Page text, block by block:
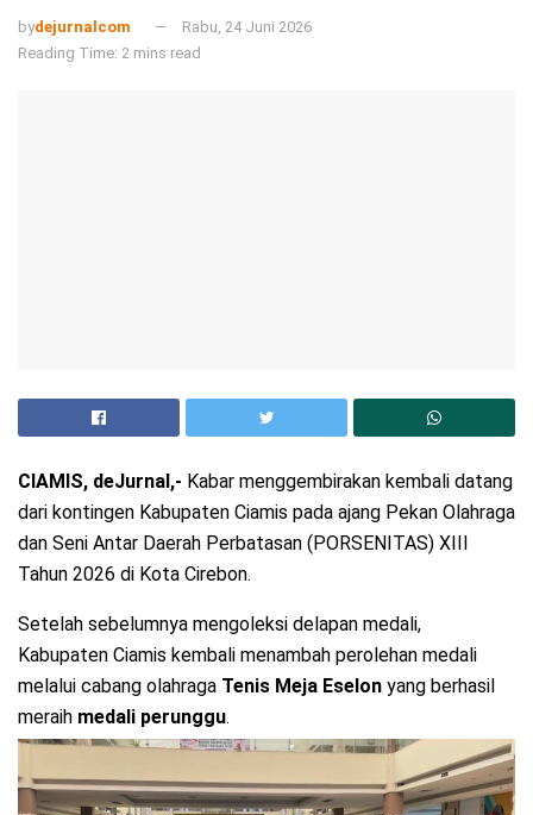
bydejurnalcom
Rabu, 24 Juni 2026
Reading Time: 2 mins read
CIAMIS, deJurnal,- Kabar menggembirakan kembali datang
dari kontingen Kabupaten Ciamis pada ajang Pekan Olahraga
dan Seni Antar Daerah Perbatasan (PORSENITAS) XIII
Tahun 2026 di Kota Cirebon.
Setelah sebelumnya mengoleksi delapan medali,
Kabupaten Ciamis kembali menambah perolehan medali
melalui cabang olahraga Tenis Meja Eselon yang berhasil
meraih medali perunggu.